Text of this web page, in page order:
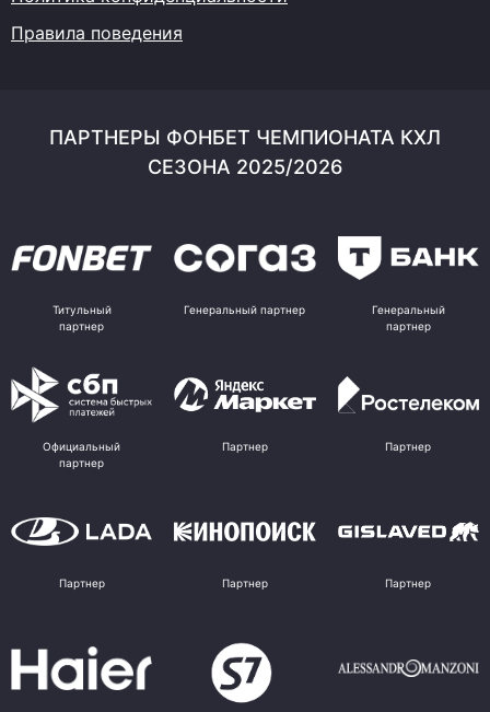
Правила поведения
ПАРТНЕРЫ ФОНБЕТ ЧЕМПИОНАТА КХЛ
СЕЗОНА 2025/2026
Титульный
партнер
Генеральный партнер
Генеральный
партнер
Официальный
партнер
Партнер Партнер
Партнер Партнер Партнер